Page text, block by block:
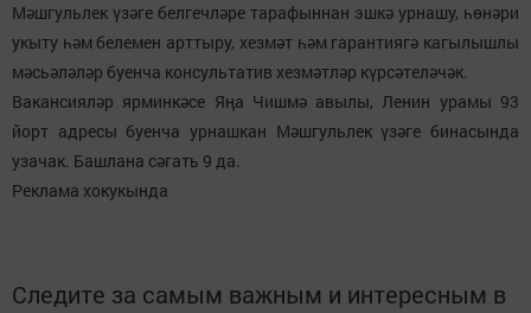
Мәшгульлек үзәге белгечләре тарафыннан эшкә урнашу, һөнәри
укыту һәм белемен арттыру, хезмәт һәм гарантиягә кагылышлы
мәсьәләләр буенча консультатив хезмәтләр күрсәтеләчәк.
Вакансияләр ярминкәсе Яңа Чишмә авылы, Ленин урамы 93
йорт адресы буенча урнашкан Мәшгульлек үзәге бинасында
узачак. Башлана сәгать 9 да.
Реклама хокукында
Следите за самым важным и интересным в